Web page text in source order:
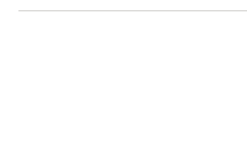
5⇒70、入塾2か月） さらに、５教
び、ご本人も保護者様も大喜びし
た。 担当講師よりコメント「宿題
もしっかり取り組んでくれた結果
本当に嬉しいです。」 成績UP事例
す！ 中学２年生 男子 ： 5教科